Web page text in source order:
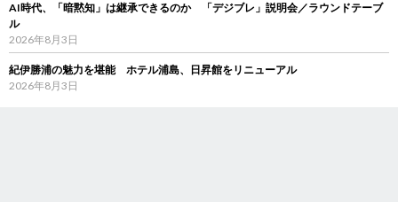
AI時代、「暗黙知」は継承できるのか 「デジブレ」説明会／ラウンドテーブ
ル
2026年8月3日
紀伊勝浦の魅力を堪能 ホテル浦島、日昇館をリニューアル
2026年8月3日